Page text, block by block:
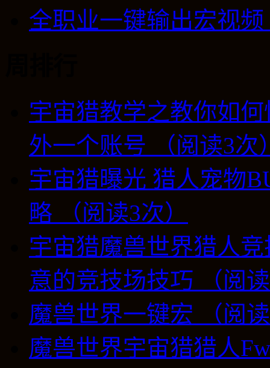
全职业一键输出宏视
宇宙猎教学之教你如
外一个账号 （阅读3次
宇宙猎曝光 猎人宠物
略 （阅读3次）
宇宙猎魔兽世界猎人
意的竞技场技巧 （阅
魔兽世界一键宏 （阅
魔兽世界宇宙猎猎人